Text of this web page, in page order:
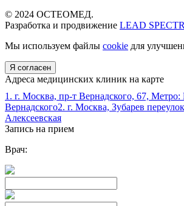
© 2024 ОСТЕОМЕД.
Разработка и продвижение LEAD
Мы используем файлы cookie для
Я согласен
Адреса медицинских клиник на карте
1. г. Москва, пр-т Вернадского, 67, Метро:
Вернадского2. г. Москва, Зубарев
Алексеевская
Запись на прием
Врач: